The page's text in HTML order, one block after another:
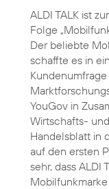
ALDI TALK ist
Folge
Der beliebte
schaffte es in
Kundenumfrage
YouGov in
Wirtschafts-
Handelsblatt in
auf den ersten
sehr, dass ALDI
Mobilfunkmarke